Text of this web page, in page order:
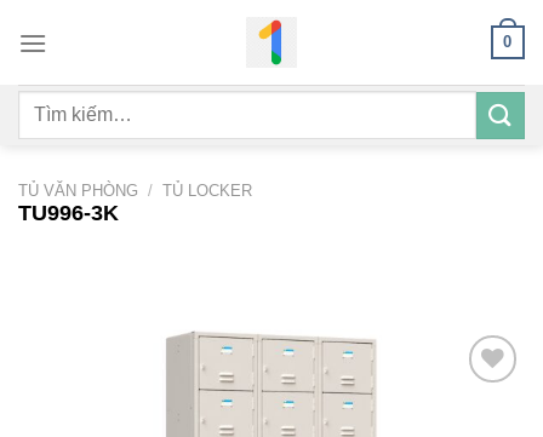
qua
dung
0
Tìm
TỦ VĂN PHÒNG / TỦ LOCKER
TU996-3K